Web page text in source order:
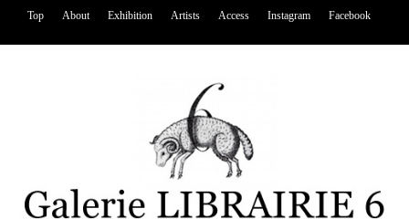
Top About Exhibition Artists Access Instagram Facebook